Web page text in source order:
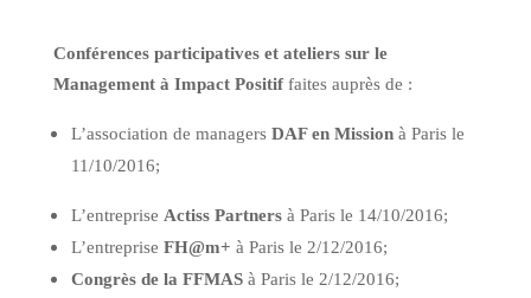
Conférences participatives et ateliers sur le
Management à Impact Positiffaites auprès de :
L’association de managers DAF en Missionà Paris le
11/10/2016;
L’entreprise Actiss Partnersà Paris le 14/10/2016;
L’entreprise FH@m+ à Paris le 2/12/2016;
Congrès de la FFMASà Paris le 2/12/2016;